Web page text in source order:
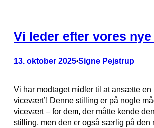
Vi leder efter vores
13. oktober 2025•Signe Pejstrup
Vi har modtaget midler til at ansætte en
vicevært’! Denne stilling er på nogle
vicevært – for dem, der måtte kende
stilling, men den er også særlig på den